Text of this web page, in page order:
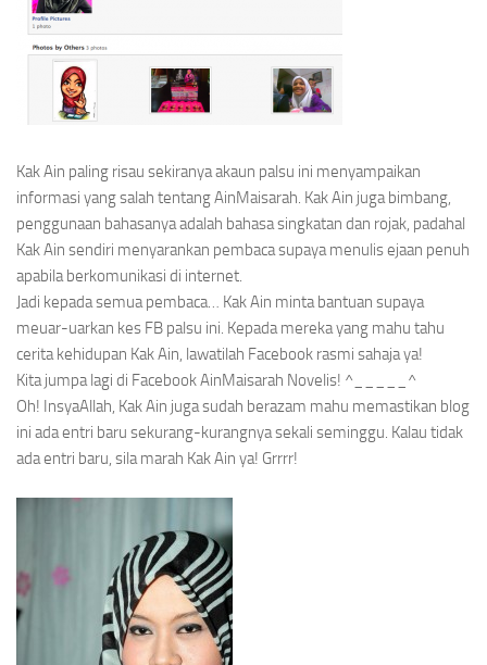
Kak Ain paling risau sekiranya akaun palsu ini menyampaikan
informasi yang salah tentang AinMaisarah. Kak Ain juga bimbang,
penggunaan bahasanya adalah bahasa singkatan dan rojak, padahal
Kak Ain sendiri menyarankan pembaca supaya menulis ejaan penuh
apabila berkomunikasi di internet.
Jadi kepada semua pembaca… Kak Ain minta bantuan supaya
meuar-uarkan kes FB palsu ini. Kepada mereka yang mahu tahu
cerita kehidupan Kak Ain, lawatilah Facebook rasmi sahaja ya!
Kita jumpa lagi di Facebook AinMaisarah Novelis! ^_____^
Oh! InsyaAllah, Kak Ain juga sudah berazam mahu memastikan blog
ini ada entri baru sekurang-kurangnya sekali seminggu. Kalau tidak
ada entri baru, sila marah Kak Ain ya! Grrrr!